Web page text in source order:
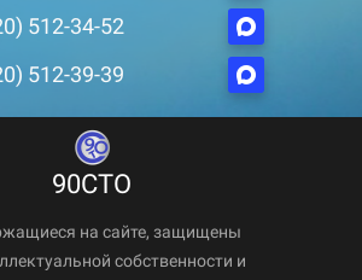
512-34-52
512-39-39
90СТО
на сайте, защищены
собственности и